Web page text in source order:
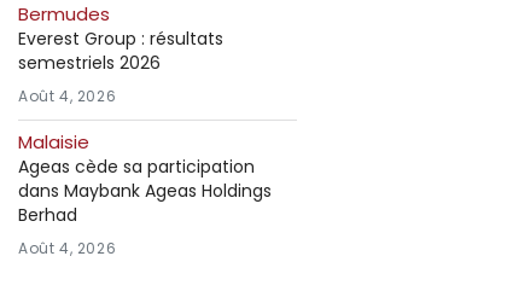
Bermudes
Everest Group : résultats
semestriels 2026
Août 4, 2026
Malaisie
Ageas cède sa participation
dans Maybank Ageas Holdings
Berhad
Août 4, 2026